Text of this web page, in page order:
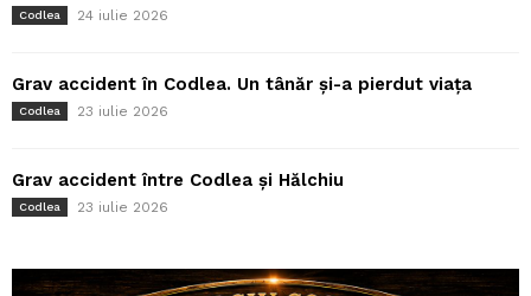
Codlea 24 iulie 2026
Grav accident în Codlea. Un tânăr și-a pierdut viața
Codlea 23 iulie 2026
Grav accident între Codlea și Hălchiu
Codlea 23 iulie 2026